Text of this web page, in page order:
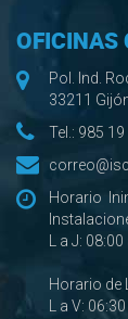
OFICINAS
Pol. Ind.
33211
Tel.: 985
Horario
L a J: 08:00
Horario de
L a V: